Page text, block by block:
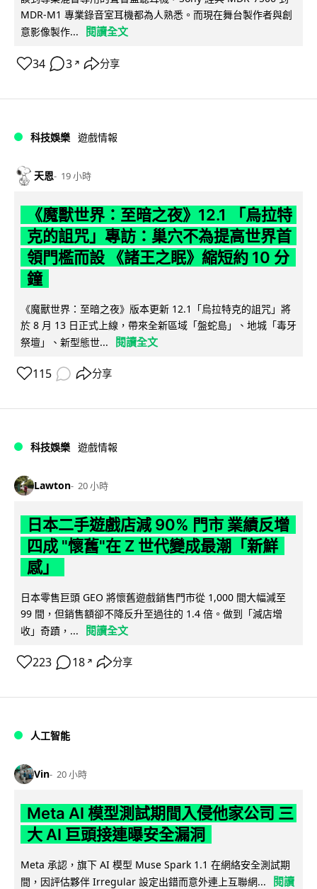
MDR-M1 專業錄音室耳機都為人熟悉。而現在舞台製作者與創
意影像製作...
閱讀全文
34 3 ↗ 分享
科技娛樂 遊戲情報
天恩 19 小時
《魔獸世界：至暗之夜》12.1 「烏拉特
克的詛咒」專訪：巢穴不為提高世界首
領門檻而設 《諸王之眠》縮短約 10 分
鐘
《魔獸世界：至暗之夜》版本更新 12.1「烏拉特克的詛咒」將
於 8 月 13 日正式上線，帶來全新區域「盤蛇島」、地城「毒牙
祭壇」、新型態世...
閱讀全文
115 分享
科技娛樂 遊戲情報
Lawton 20 小時
日本二手遊戲店減 90% 門市 業績反增
四成 "懷舊"在 Z 世代變成最潮「新鮮
感」
日本零售巨頭 GEO 將懷舊遊戲銷售門市從 1,000 間大幅減至
99 間，但銷售額卻不降反升至過往的 1.4 倍。做到「減店增
收」奇蹟，...
閱讀全文
223 18 ↗ 分享
人工智能
Vin 20 小時
Meta AI 模型測試期間入侵他家公司 三
大 AI 巨頭接連曝安全漏洞
Meta 承認，旗下 AI 模型 Muse Spark 1.1 在網絡安全測試期
間，因評估夥伴 Irregular 設定出錯而意外連上互聯網...
閱讀